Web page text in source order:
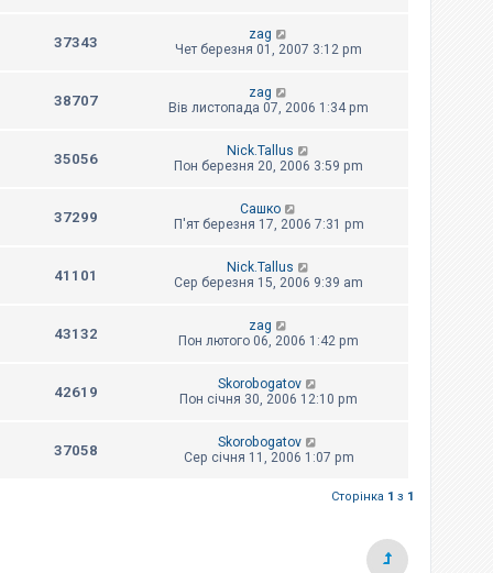
37343
zag
Чет березня 01, 2007 3:12 pm
38707
zag
Вів листопада 07, 2006 1:34 pm
35056
Nick.Tallus
Пон березня 20, 2006 3:59 pm
37299
Сашко
П'ят березня 17, 2006 7:31 pm
41101
Nick.Tallus
Сер березня 15, 2006 9:39 am
43132
zag
Пон лютого 06, 2006 1:42 pm
42619
Skorobogatov
Пон січня 30, 2006 12:10 pm
37058
Skorobogatov
Сер січня 11, 2006 1:07 pm
Сторінка 1 з 1